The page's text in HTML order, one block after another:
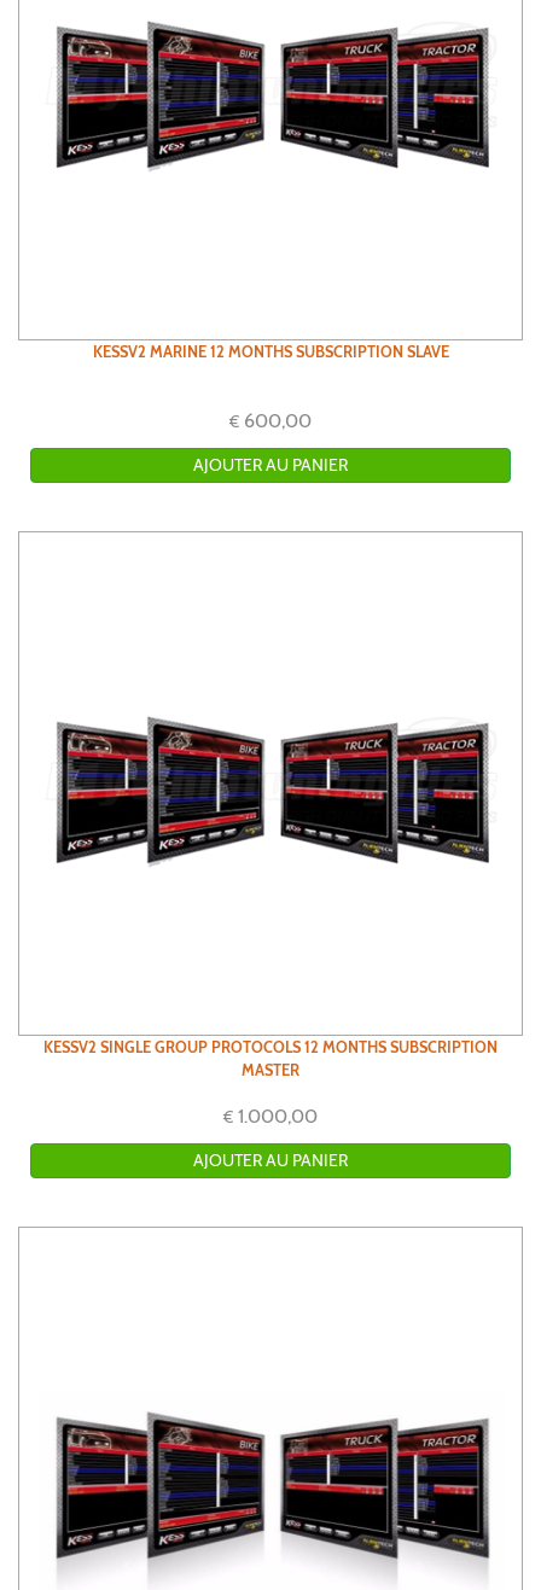
KESSV2 MARINE 12 MONTHS SUBSCRIPTION SLAVE
€ 600,00
KESSV2 SINGLE GROUP PROTOCOLS 12 MONTHS SUBSCRIPTION
MASTER
€ 1.000,00